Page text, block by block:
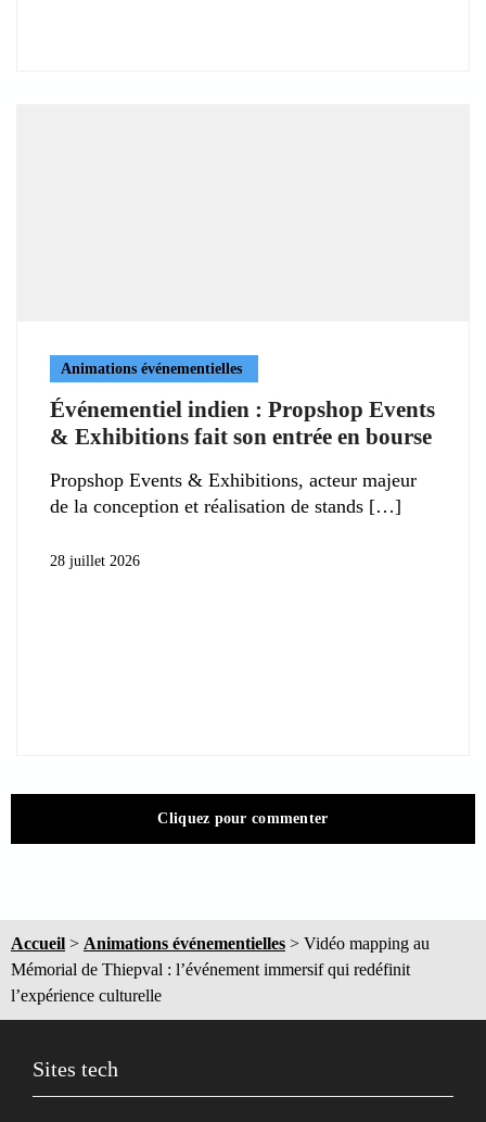
Animations événementielles
Événementiel indien : Propshop Events
& Exhibitions fait son entrée en bourse
Propshop Events & Exhibitions, acteur majeur
de la conception et réalisation de stands
28 juillet 2026
Cliquez pour commenter
Accueil > Animations événementielles > Vidéo mapping au
Mémorial de Thiepval : l’événement immersif qui redéfinit
l’expérience culturelle
Sites tech